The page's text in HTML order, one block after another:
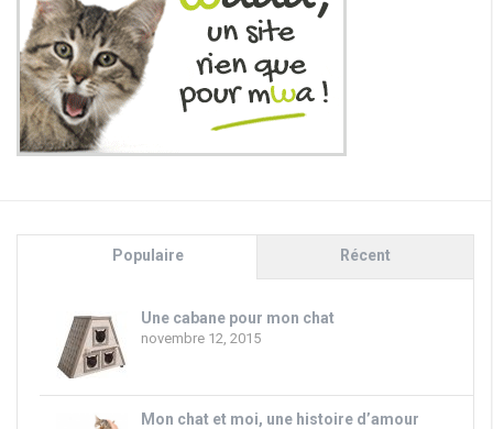
Populaire Récent
Une cabane pour mon chat
novembre 12, 2015
Mon chat et moi, une histoire d’amour